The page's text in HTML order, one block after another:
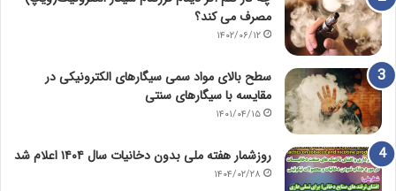
مصرف می کند؟
۱۴۰۲/۰۶/۱۲
سطح بالای مواد سمی سیگارهای الکترونیکی در
مقایسه با سیگارهای سنتی
۱۴۰۱/۰۴/۱۵
روزشمار هفته ملی بدون دخانیات سال ۱۴۰۴ اعلام شد
۱۴۰۴/۰۲/۲۸